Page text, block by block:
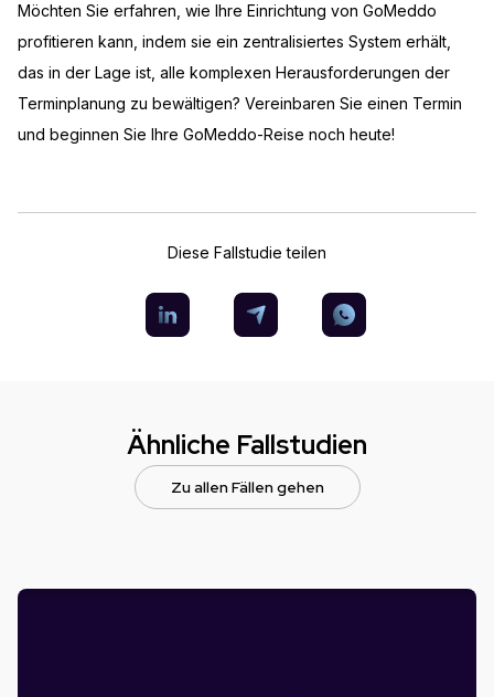
Möchten Sie erfahren, wie Ihre Einrichtung von GoMeddo
profitieren kann, indem sie ein zentralisiertes System erhält,
das in der Lage ist, alle komplexen Herausforderungen der
Terminplanung zu bewältigen? Vereinbaren Sie einen Termin
und beginnen Sie Ihre GoMeddo-Reise noch heute!
Diese Fallstudie teilen
Ähnliche Fallstudien
Zu allen Fällen gehen